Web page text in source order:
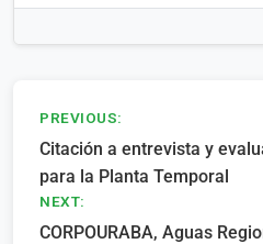
Navegación
de
entradas
PREVIOUS:
Citación a entrevista y
para la Planta Temporal
NEXT:
CORPOURABA, Aguas